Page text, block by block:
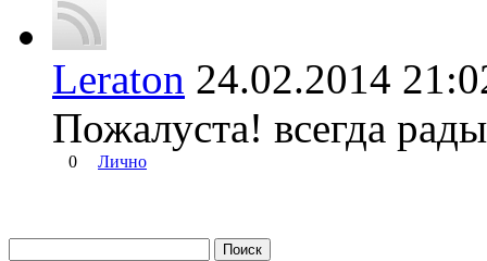
Leraton 24.02.2014
Пожалуста! всегда
0 Лично